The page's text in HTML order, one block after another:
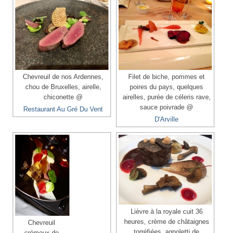
Chevreuil de nos Ardennes,
chou de Bruxelles, airelle,
chiconette @
Restaurant Au Gré Du Vent
Filet de biche, pommes et
poires du pays, quelques
airelles, purée de céleris rave,
sauce poivrade @
D'Arville
Chevreuil
Lièvre à la royale cuit 36
heures, crème de châtaignes